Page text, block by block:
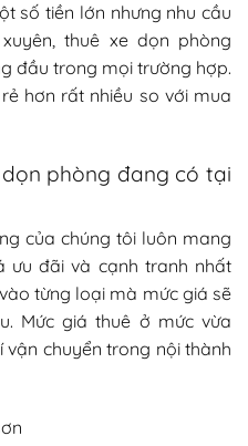
số tiền lớn nhưng nhu cầu
thuê xe dọn phòng
đầu trong mọi trường hợp.
hơn rất nhiều so với mua
phòng đang có tại
của chúng tôi luôn mang
ưu đãi và cạnh tranh nhất
từng loại mà mức giá sẽ
Mức giá thuê ở mức vừa
chuyển trong nội thành